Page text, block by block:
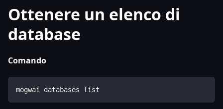
Ottenere un elenco di
database
Comando
mogwai databases list